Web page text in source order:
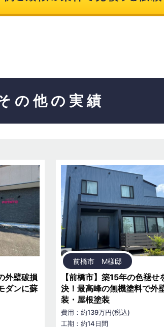
の他の実績
外壁破損
ダンに蘇
前橋市 M様邸
【前橋市】築15年の色褪せ
決！最高峰の無機塗料で外
装・屋根塗装
費用：約139万円(税込)
工期：約14日間